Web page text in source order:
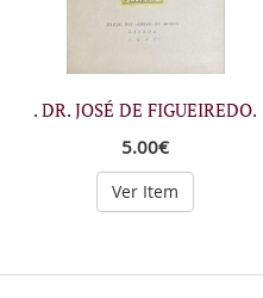
. DR. JOSÉ DE FIGUEIREDO.
5.00€
Ver Item